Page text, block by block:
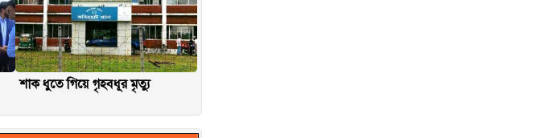
শাক ধুতে গিয়ে গৃহবধূর মৃত্যু